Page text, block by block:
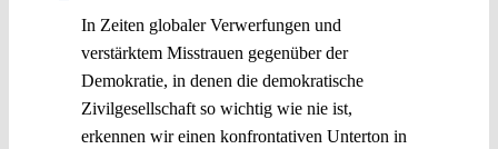
In Zeiten globaler Verwerfungen und
verstärktem Misstrauen gegenüber der
Demokratie, in denen die demokratische
Zivilgesellschaft so wichtig wie nie ist,
erkennen wir einen konfrontativen Unterton in